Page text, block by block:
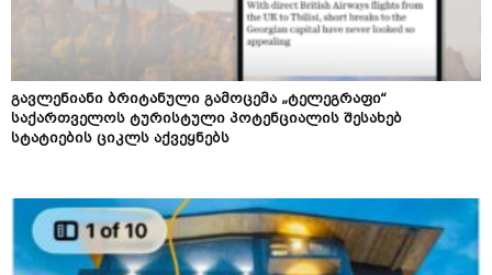
გავლენიანი ბრიტანული გამოცემა „ტელეგრაფი“
საქართველოს ტურისტული პოტენციალის შესახებ
სტატიების ციკლს აქვეყნებს